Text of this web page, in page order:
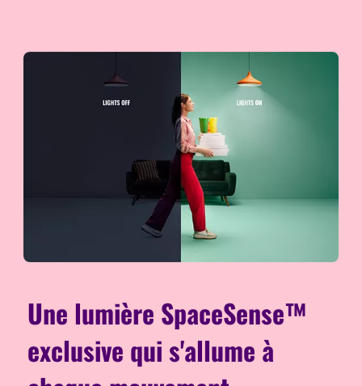
Une lumière SpaceSense™
exclusive qui s'allume à